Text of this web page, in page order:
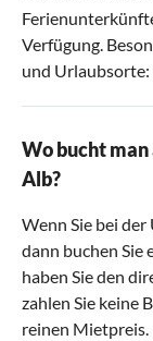
Verfügung.
und Urlaubsorte:
Wo bucht
Alb?
Wenn Sie bei
dann buchen Sie
haben Sie den
zahlen Sie keine
reinen Mietpreis.